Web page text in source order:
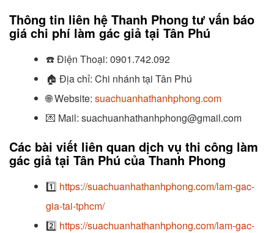
Thông tin liên hệ Thanh Phong tư vấn báo
giá chi phí làm gác giả tại Tân Phú
☎️Điện Thoại: 0901.742.092
🏠 Địa chỉ: Chi nhánh tại Tân Phú
🌐 Website: suachuanhathanhphong.com
💌 Mail: suachuanhathanhphong@gmail.com
Các bài viết liên quan dịch vụ thi công làm
gác giả tại Tân Phú của Thanh Phong
1️⃣ https://suachuanhathanhphong.com/lam-gac-
gia-tai-tphcm/
2️⃣ https://suachuanhathanhphong.com/lam-gac-